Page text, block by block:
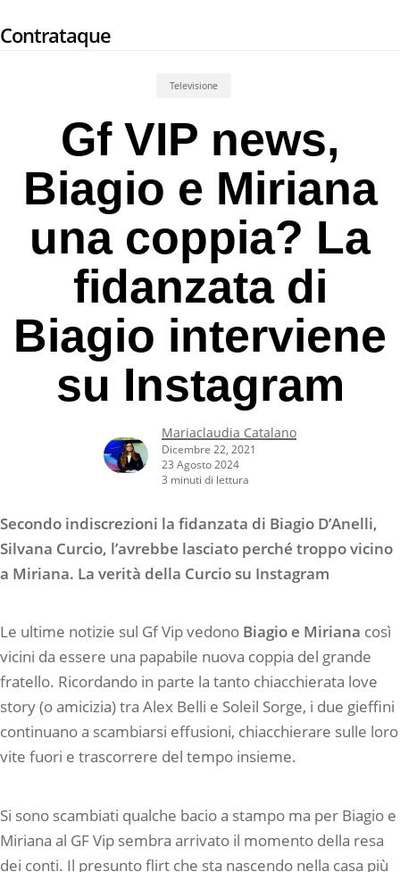
to
Contrataque
Televisione
Gf VIP news,
Biagio e Miriana
una coppia? La
fidanzata di
Biagio interviene
su Instagram
Mariaclaudia Catalano
Dicembre 22, 2021
23 Agosto 2024
3 minuti di lettura
Secondo indiscrezioni la fidanzata di Biagio D’Anelli,
Silvana Curcio, l’avrebbe lasciato perché troppo vicino
a Miriana. La verità della Curcio su Instagram
Le ultime notizie sul Gf Vip vedono Biagio e Miriana così
vicini da essere una papabile nuova coppia del grande
fratello. Ricordando in parte la tanto chiacchierata love
story (o amicizia) tra Alex Belli e Soleil Sorge, i due gieffini
continuano a scambiarsi effusioni, chiacchierare sulle loro
vite fuori e trascorrere del tempo insieme.
Si sono scambiati qualche bacio a stampo ma per Biagio e
Miriana al GF Vip sembra arrivato il momento della resa
dei conti. Il presunto flirt che sta nascendo nella casa più